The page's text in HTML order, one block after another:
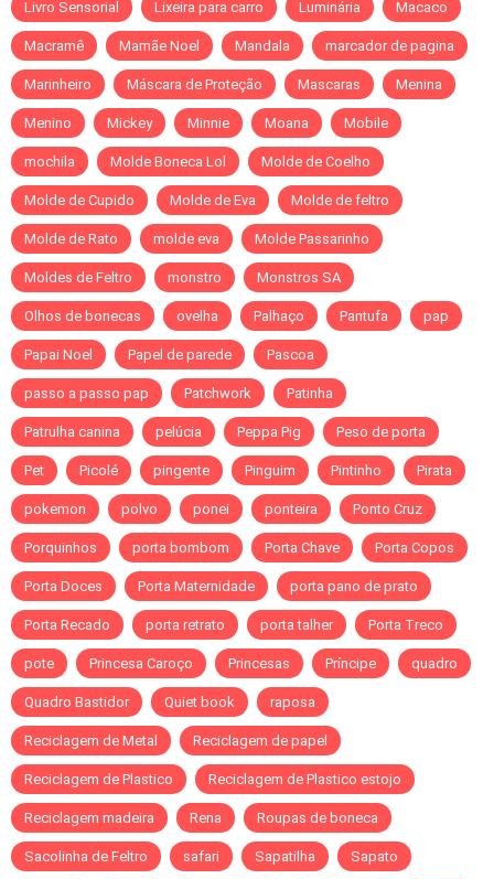
Livro Sensorial Lixeira para carro Luminária Macaco
Macramê Mamãe Noel Mandala marcador de pagina
Marinheiro Máscara de Proteção Mascaras Menina
Menino Mickey Minnie Moana Mobile
mochila Molde Boneca Lol Molde de Coelho
Molde de Cupido Molde de Eva Molde de feltro
Molde de Rato molde eva Molde Passarinho
Moldes de Feltro monstro Monstros SA
Olhos de bonecas ovelha Palhaço Pantufa pap
Papai Noel Papel de parede Pascoa
passo a passo pap Patchwork Patinha
Patrulha canina pelúcia Peppa Pig Peso de porta
Pet Picolé pingente Pinguim Pintinho Pirata
pokemon polvo ponei ponteira Ponto Cruz
Porquinhos porta bombom Porta Chave Porta Copos
Porta Doces Porta Maternidade porta pano de prato
Porta Recado porta retrato porta talher Porta Treco
pote Princesa Caroço Princesas Príncipe quadro
Quadro Bastidor Quiet book raposa
Reciclagem de Metal Reciclagem de papel
Reciclagem de Plastico Reciclagem de Plastico estojo
Reciclagem madeira Rena Roupas de boneca
Sacolinha de Feltro safari Sapatilha Sapato